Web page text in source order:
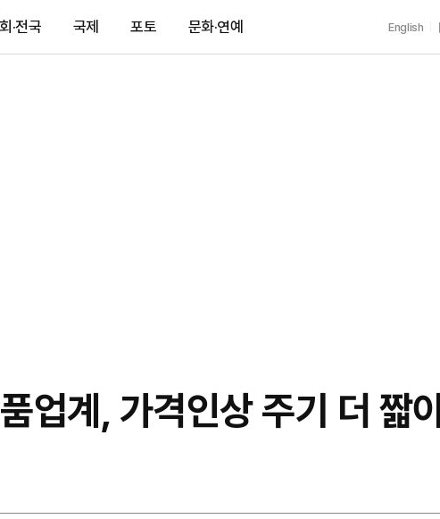
·전국 국제 포토 문화·연예 English
업계, 가격인상 주기 더 짧